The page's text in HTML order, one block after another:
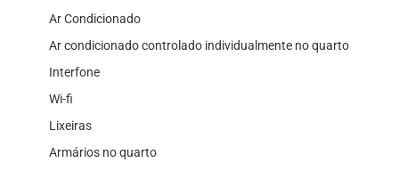
Ar Condicionado
Ar condicionado controlado individualmente no quarto
Interfone
Wi-fi
Lixeiras
Armários no quarto